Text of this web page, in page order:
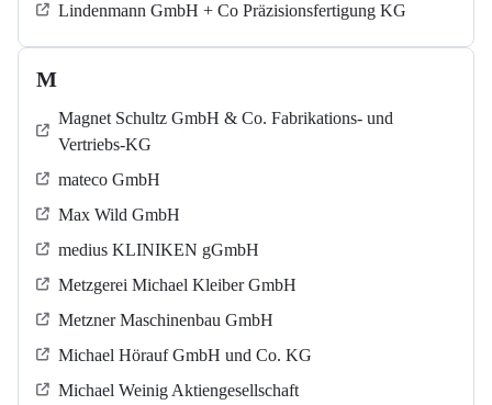
Lindenmann GmbH + Co Präzisionsfertigung KG
M
Magnet Schultz GmbH & Co. Fabrikations- und
Vertriebs-KG
mateco GmbH
Max Wild GmbH
medius KLINIKEN gGmbH
Metzgerei Michael Kleiber GmbH
Metzner Maschinenbau GmbH
Michael Hörauf GmbH und Co. KG
Michael Weinig Aktiengesellschaft